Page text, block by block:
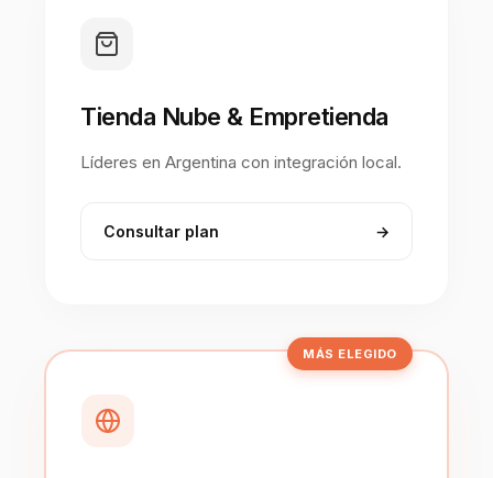
Tienda Nube & Empretienda
Líderes en Argentina con integración local.
Consultar plan →
MÁS ELEGIDO